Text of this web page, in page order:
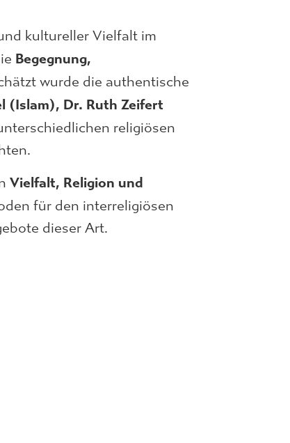
kultureller Vielfalt im
Begegnung,
wurde die authentische
(Islam), Dr. Ruth Zeifert
religiösen
Vielfalt, Religion und
für den interreligiösen
dieser Art.